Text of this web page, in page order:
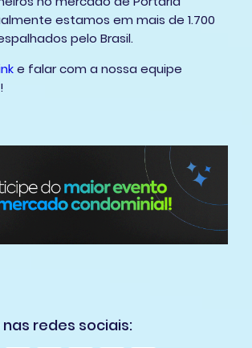
estamos em mais de 1.700
pelo Brasil.
e falar com a nossa equipe
redes sociais: